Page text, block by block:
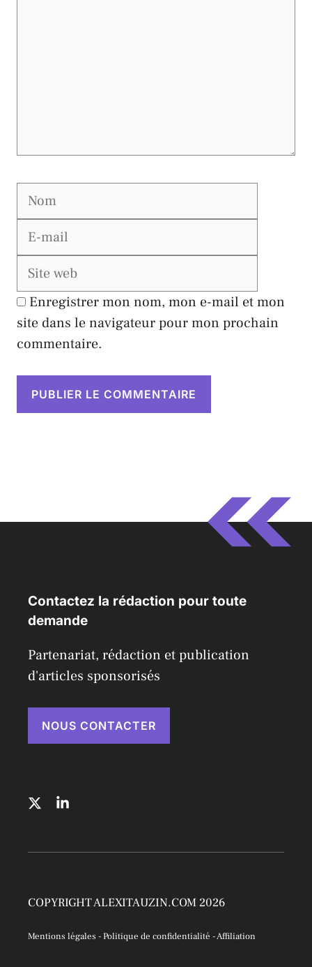
Nom
Enregistrer mon nom, mon e-mail et mon
site dans le navigateur pour mon prochain
commentaire.
Contactez la rédaction pour toute
demande
Partenariat, rédaction et publication
d'articles sponsorisés
NOUS CONTACTER
COPYRIGHT ALEXITAUZIN.COM 2026
Mentions légales -Politique de confidentialité -Affiliation